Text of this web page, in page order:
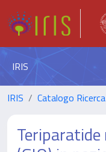
IRIS
IRIS Catalogo Ricerca